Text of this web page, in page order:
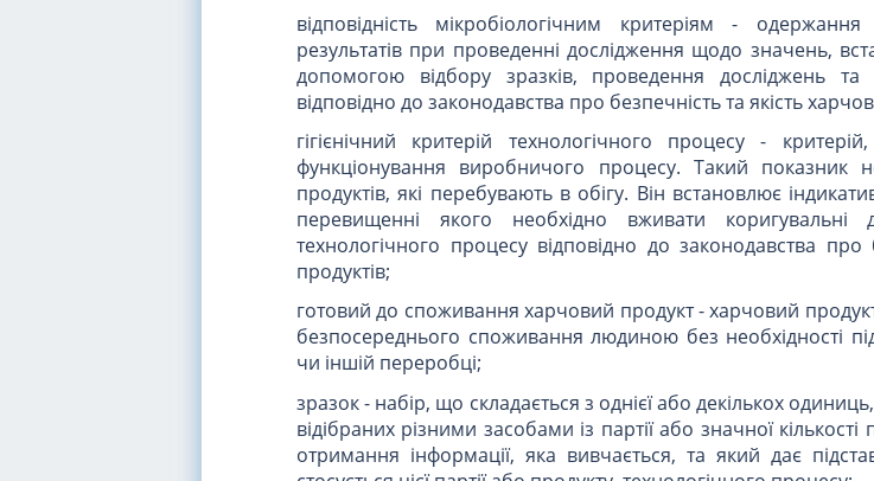
відповідність мікробіологічним критеріям -
результатів при проведенні дослідження щодо значень,
допомогою відбору зразків, проведення досліджень та
відповідно до законодавства про безпечність та якість
гігієнічний критерій технологічного процесу -
функціонування виробничого процесу. Такий показник
продуктів, які перебувають в обігу. Він встановлює
перевищенні якого необхідно вживати коригувальні
технологічного процесу відповідно до законодавства про
продуктів;
готовий до споживання харчовий продукт - харчовий
безпосереднього споживання людиною без необхідності
чи іншій переробці;
зразок - набір, що складається з однієї або декількох
відібраних різними засобами із партії або значної
отримання інформації, яка вивчається, та який дає